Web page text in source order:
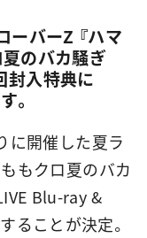
バーZ 『ハマ
のバカ騒ぎ
封入特典に
。
に開催した夏ラ
もクロ夏のバカ
Blu-ray &
ることが決定。